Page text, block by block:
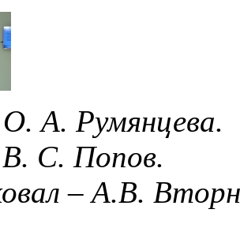
А. Румянцева.
С. Попов.
– А.В.